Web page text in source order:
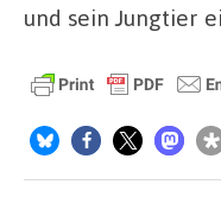
und sein Jungtier